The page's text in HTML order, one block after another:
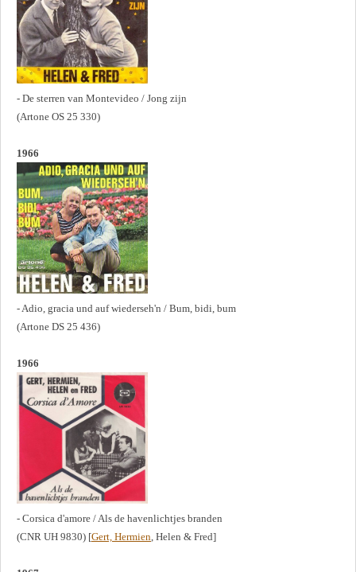
- De sterren van Montevideo / Jong zijn
(Artone OS 25 330)
1966
- Adio, gracia und auf wiederseh'n / Bum, bidi, bum
(Artone DS 25 436)
1966
- Corsica d'amore / Als de havenlichtjes branden
(CNR UH 9830) [Gert, Hermien , Helen & Fred]